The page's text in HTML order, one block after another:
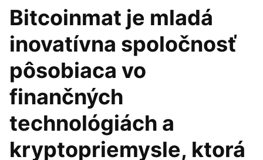
Bitcoinmat je mladá
inovatívna spoločnosť
pôsobiaca vo
finančných
technológiách a
kryptopriemysle, ktorá